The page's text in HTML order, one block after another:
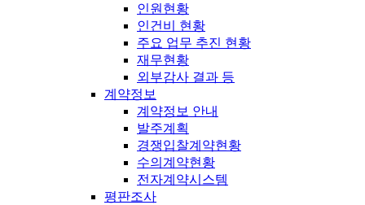
인원현황
인건비 현황
주요 업무 추진 현황
재무현황
외부감사 결과 등
계약정보
계약정보 안내
발주계획
경쟁입찰계약현황
수의계약현황
전자계약시스템
평판조사